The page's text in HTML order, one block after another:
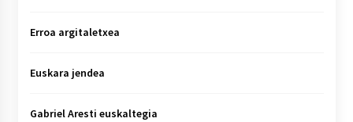
Erroa argitaletxea
Euskara jendea
Gabriel Aresti euskaltegia